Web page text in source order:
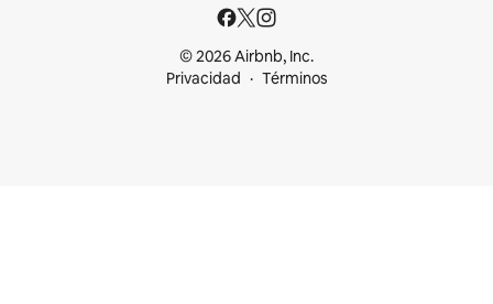
© 2026 Airbnb, Inc.
Privacidad
Términos